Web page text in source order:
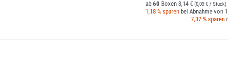
60 3,14 € (0,03 € / Stück)
1,18 % sparenbei Abnahme von
7,37 % sparen